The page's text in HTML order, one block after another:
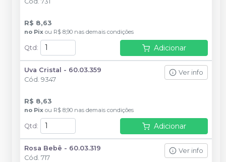
R$ 8,63
no Pix ou R$ 8,90 nas demais condições
Qtd : Adicionar
Uva Cristal - 60.03.359
Cód. 9347
Ver info
R$ 8,63
no Pix ou R$ 8,90 nas demais condições
Qtd : Adicionar
Rosa Bebê - 60.03.319
Cód. 717
Ver info